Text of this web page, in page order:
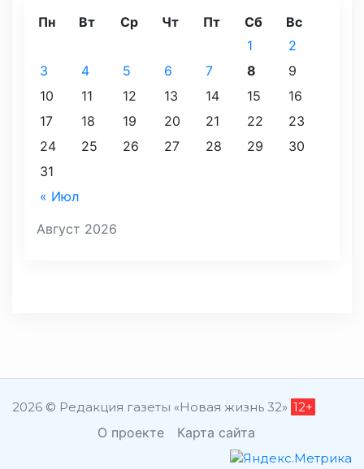
Август 2026
Пн Вт Ср Чт Пт Сб Вс
« Июл
1
2
3
4 5 6 7 8
9
10
11 12 13 14 15
16
17
18 19 20 21 22
23
24
25 26 27 28 29
30
31
2026 © Редакция газеты «Новая жизнь 32» 12+
О проекте Карта сайта